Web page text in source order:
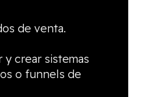
de venta.
y crear sistemas
o funnels de